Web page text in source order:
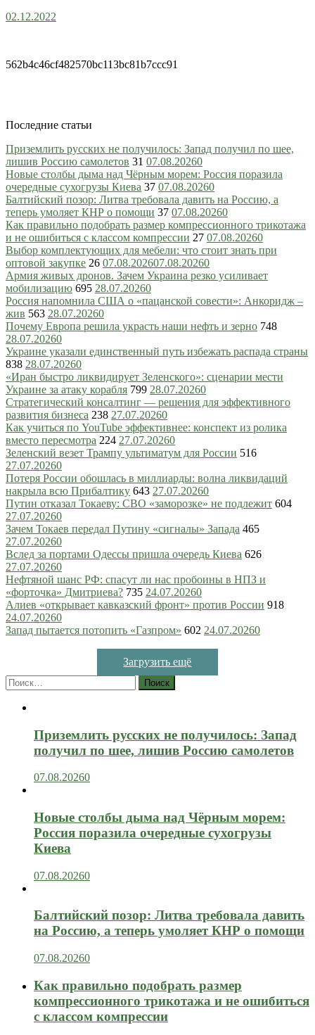
02.12.2022
562b4c46cf482570bc113bc81b7ccc91
Последние статьи
Приземлить русских не получилось: Запад получил по шее,
лишив Россию самолетов 31 07.08.20260
Новые столбы дыма над Чёрным морем: Россия поразила
очередные сухогрузы Киева 37 07.08.20260
Балтийский позор: Литва требовала давить на Россию, а
теперь умоляет КНР о помощи 37 07.08.20260
Как правильно подобрать размер компрессионного трикотажа
и не ошибиться с классом компрессии 27 07.08.20260
Выбор комплектующих для мебели: что стоит знать при
оптовой закупке 26 07.08.202607.08.20260
Армия живых дронов. Зачем Украина резко усиливает
мобилизацию 695 28.07.20260
Россия напомнила США о «пацанской совести»: Анкоридж –
жив 563 28.07.20260
Почему Европа решила украсть наши нефть и зерно 748
28.07.20260
Украине указали единственный путь избежать распада страны
838 28.07.20260
«Иран быстро ликвидирует Зеленского»: сценарии мести
Украине за атаку корабля 799 28.07.20260
Стратегический консалтинг — решения для эффективного
развития бизнеса 238 27.07.20260
Как учиться по YouTube эффективнее: конспект из ролика
вместо пересмотра 224 27.07.20260
Зеленский везет Трампу ультиматум для России 516
27.07.20260
Потеря России обошлась в миллиарды: волна ликвидаций
накрыла всю Прибалтику 643 27.07.20260
Путин отказал Токаеву: СВО «заморозке» не подлежит 604
27.07.20260
Зачем Токаев передал Путину «сигналы» Запада 465
27.07.20260
Вслед за портами Одессы пришла очередь Киева 626
27.07.20260
Нефтяной шанс РФ: спасут ли нас пробоины в НПЗ и
«форточка» Дмитриева? 735 24.07.20260
Алиев «открывает кавказский фронт» против России 918
24.07.20260
Запад пытается потопить «Газпром» 602 24.07.20260
Загрузить ещё
Найти:
Приземлить русских не получилось: Запад
получил по шее, лишив Россию самолетов
07.08.20260
Новые столбы дыма над Чёрным морем:
Россия поразила очередные сухогрузы
Киева
07.08.20260
Балтийский позор: Литва требовала давить
на Россию, а теперь умоляет КНР о помощи
07.08.20260
Как правильно подобрать размер
компрессионного трикотажа и не ошибиться
с классом компрессии